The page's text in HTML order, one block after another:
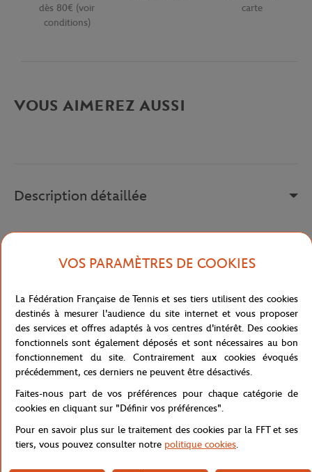
dès 80€ (voir
conditions)
carte
VOUS AIMEREZ AUSSI
Description détaillée
xx
Référence : CV2982-100
Caractéristiques
Livraison et retours
VOS PARAMÈTRES DE COOKIES
La Fédération Française de Tennis et ses tiers utilisent des cookies
destinés à mesurer l'audience du site internet et vous proposer
des services et offres adaptés à vos centres d'intérêt. Des cookies
fonctionnels sont également déposés et sont nécessaires au bon
fonctionnement du site. Contrairement aux cookies évoqués
précédemment, ces derniers ne peuvent être désactivés.
Faites-nous part de vos préférences pour chaque catégorie de
cookies en cliquant sur "Définir vos préférences".
Pour en savoir plus sur le traitement des cookies par la FFT et ses
tiers, vous pouvez consulter notre politique cookies.